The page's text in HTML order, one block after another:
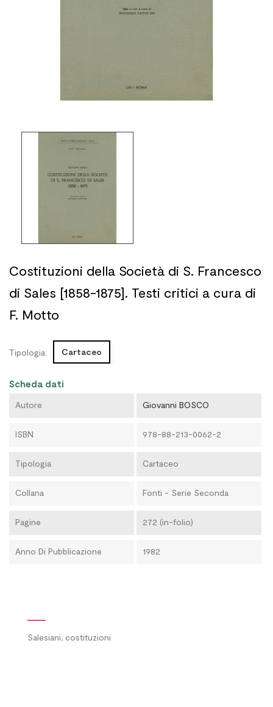
Costituzioni della Società di S. Francesco
di Sales [1858-1875]. Testi critici a cura di
F. Motto
Tipologia: Cartaceo
Scheda dati
Autore Giovanni BOSCO
ISBN 978-88-213-0062-2
Tipologia Cartaceo
Collana Fonti - Serie Seconda
Pagine 272 (in-folio)
Anno Di Pubblicazione 1982
Salesiani, costituzioni